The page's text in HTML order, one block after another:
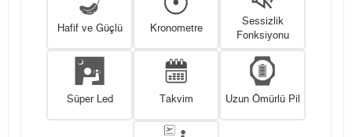
Hafif ve Güçlü Kronometre
Sessizlik
Fonksiyonu
Süper Led Takvim Uzun Ömürlü Pil